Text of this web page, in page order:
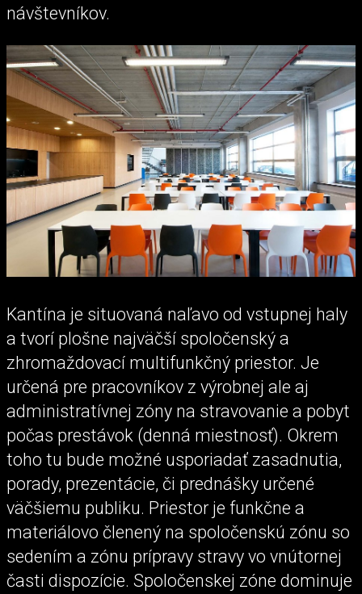
návštevníkov.
Kantína je situovaná naľavo od vstupnej haly
a tvorí plošne najväčší spoločenský a
zhromaždovací multifunkčný priestor. Je
určená pre pracovníkov z výrobnej ale aj
administratívnej zóny na stravovanie a pobyt
počas prestávok (denná miestnosť). Okrem
toho tu bude možné usporiadať zasadnutia,
porady, prezentácie, či prednášky určené
väčšiemu publiku. Priestor je funkčne a
materiálovo členený na spoločenskú zónu so
sedením a zónu prípravy stravy vo vnútornej
časti dispozície. Spoločenskej zóne dominuje